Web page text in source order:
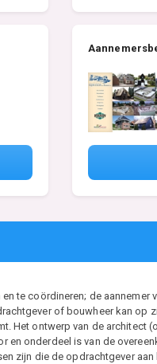
te coördineren; de aannemer
of bouwheer kan op
Het ontwerp van de architect
en onderdeel is van de
zijn die de opdrachtgever aan